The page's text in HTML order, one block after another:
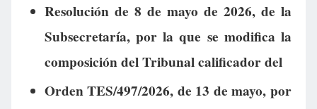
Resolución de 8 de mayo de 2026, de la
Subsecretaría, por la que se modifica la
composición del Tribunal calificador del
Orden TES/497/2026, de 13 de mayo, por